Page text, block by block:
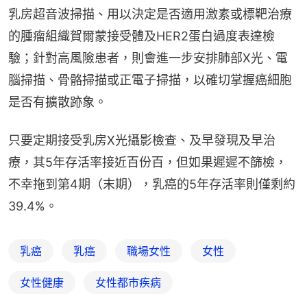
乳房超音波掃描、用以決定是否適用激素或標靶治療
的腫瘤組織賀爾蒙接受體及HER2蛋白過度表達檢
驗；針對高風險患者，則會進一步安排肺部X光、電
腦掃描、骨骼掃描或正電子掃描，以確切掌握癌細胞
是否有擴散跡象。
只要定期接受乳房X光攝影檢查、及早發現及早治
療，其5年存活率接近百份百，但如果遲遲不篩檢，
不幸拖到第4期（末期），乳癌的5年存活率則僅剩約
39.4%。
乳癌 乳癌 職場女性 女性
女性健康 女性都市疾病